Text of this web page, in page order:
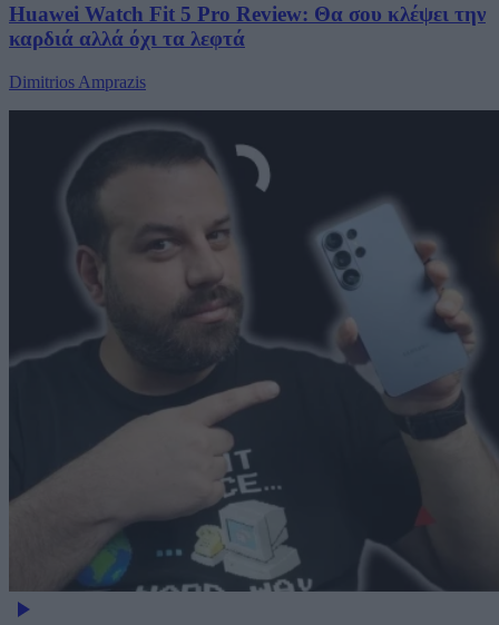
Huawei Watch Fit 5 Pro Review: Θα σου κλέψει την
καρδιά αλλά όχι τα λεφτά
Dimitrios Amprazis